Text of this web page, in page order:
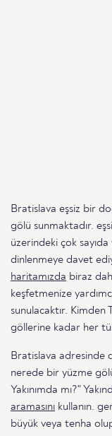
Bratislava eşsiz bir
gölü sunmaktadır.
üzerindeki çok
dinlenmeye davet
haritamızda biraz
keşfetmenize
sunulacaktır.
göllerine kadar her
Bratislava adresinde
nerede bir yüzme
Yakınımda mı?"
aramasını kullanın.
büyük veya tenha olup